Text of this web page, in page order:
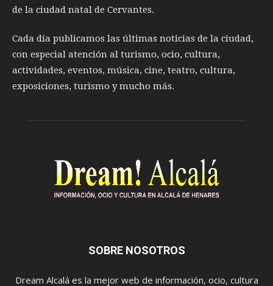
de la ciudad natal de Cervantes.
Cada día publicamos las últimas noticias de la ciudad,
con especial atención al turismo, ocio, cultura,
actividades, eventos, música, cine, teatro, cultura,
exposiciones, turismo y mucho más.
SOBRE NOSOTROS
Dream Alcalá es la mejor web de información, ocio, cultura